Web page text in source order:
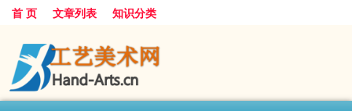
首 页 文章列表 知识分类